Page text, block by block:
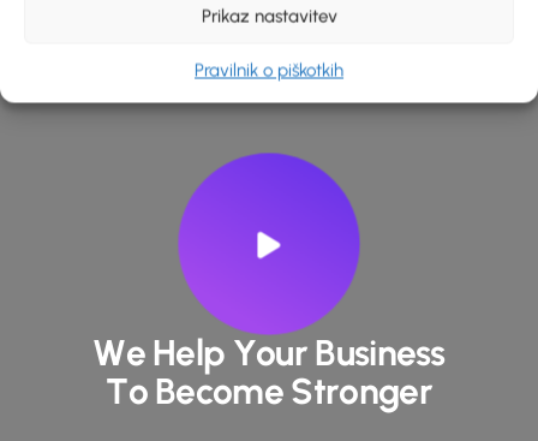
Prikaz nastavitev
Pravilnik o piškotkih
WeHelp YourBusiness
ToBecomeStronger